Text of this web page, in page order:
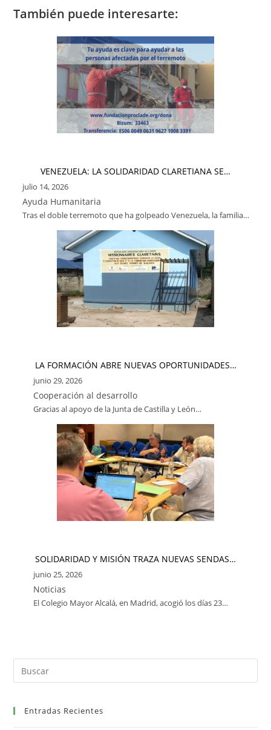
También puede interesarte:
VENEZUELA: LA SOLIDARIDAD CLARETIANA SE…
julio 14, 2026
Ayuda Humanitaria
Tras el doble terremoto que ha golpeado Venezuela, la familia…
LA FORMACIÓN ABRE NUEVAS OPORTUNIDADES…
junio 29, 2026
Cooperación al desarrollo
Gracias al apoyo de la Junta de Castilla y León…
SOLIDARIDAD Y MISIÓN TRAZA NUEVAS SENDAS…
junio 25, 2026
Noticias
El Colegio Mayor Alcalá, en Madrid, acogió los días 23…
Entradas Recientes